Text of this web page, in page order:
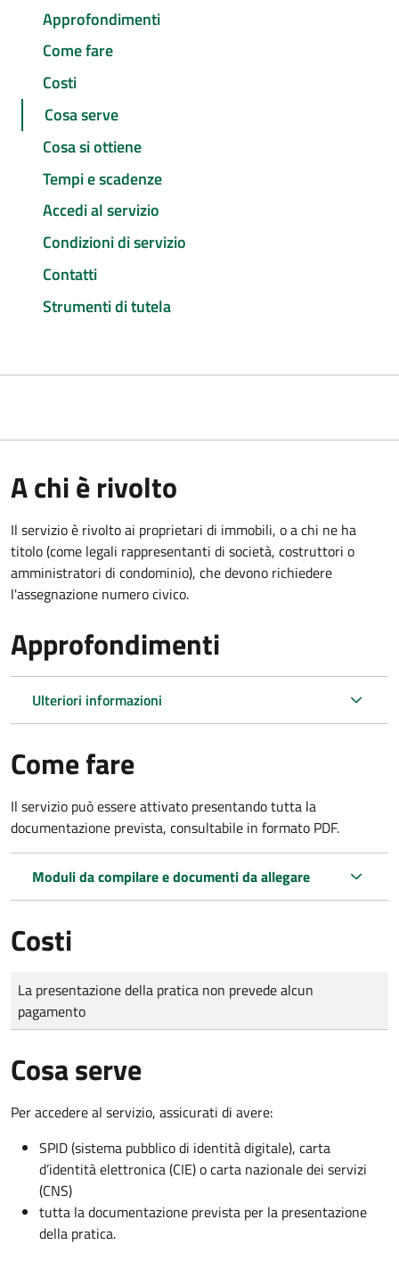
Approfondimenti
Come fare
Costi
Cosa serve
Cosa si ottiene
Tempi e scadenze
Accedi al servizio
Condizioni di servizio
Contatti
Strumenti di tutela
A chi è rivolto
Il servizio è rivolto ai proprietari di immobili, o a chi ne ha
titolo (come legali rappresentanti di società, costruttori o
amministratori di condominio), che devono richiedere
l'assegnazione numero civico.
Approfondimenti
Ulteriori informazioni
Come fare
Il servizio può essere attivato presentando tutta la
documentazione prevista, consultabile in formato PDF.
Moduli da compilare e documenti da allegare
Costi
Tipo di pagamento
Importo
La presentazione della pratica non prevede alcun
pagamento
Cosa serve
Per accedere al servizio, assicurati di avere:
SPID (sistema pubblico di identità digitale), carta
d’identità elettronica (CIE) o carta nazionale dei servizi
(CNS)
tutta la documentazione prevista per la presentazione
della pratica.